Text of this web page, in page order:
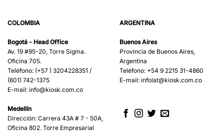
COLOMBIA
Bogotá - Head Office
Av. 19 #95-20, Torre Sigma.
Oficina 705.
Teléfono: (+57 ) 3204228351 /
(601) 742-1375
E-mail: info@kiosk.com.co
Medellín
Dirección: Carrera 43A # 7 - 50A,
Oficina 802. Torre Empresarial
ARGENTINA
Buenos Aires
Provincia de Buenos Aires,
Argentina
Teléfono: +54 9 2215 31-4860
E-mail: infolat@kiosk.com.co